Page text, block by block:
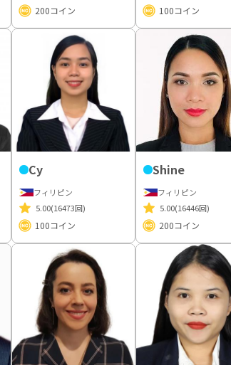
200コイン 100コイン
Cy
フィリピン
5.00(16473回)
100コイン
Shine
フィリピン
5.00(16446回)
200コイン